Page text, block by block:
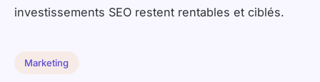
investissements SEO restent rentables et ciblés.
Marketing